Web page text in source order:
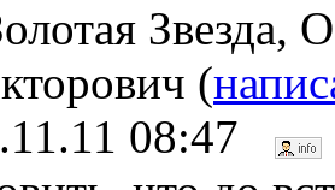
Звезда,
(
08:47